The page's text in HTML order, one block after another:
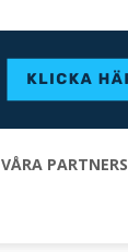
VÅRA PARTNERS